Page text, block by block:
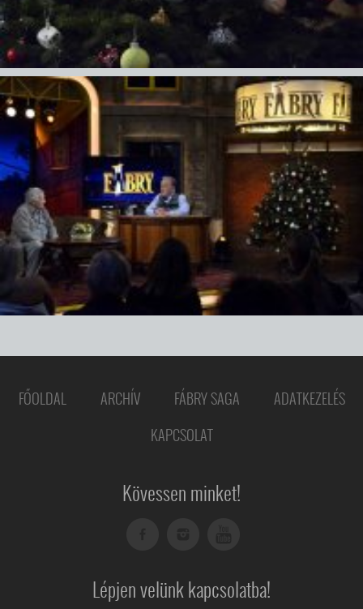
FŐOLDAL ARCHÍV FÁBRY SAGA
ADATKEZELÉS
KAPCSOLAT
Kövessen minket!
Lépjen velünk kapcsolatba!